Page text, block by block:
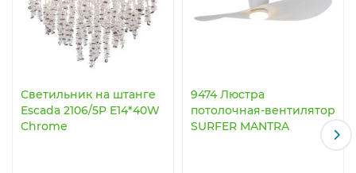
Светильник на штанге
Escada 2106/5P E14*40W
Chrome
9474 Люстра
потолочная-вентилятор
SURFER MANTRA